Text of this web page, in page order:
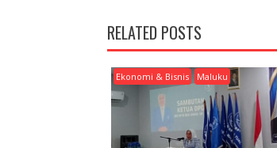
N
A
V
G
A
RELATED POSTS
Ekonomi & Bisnis Maluku